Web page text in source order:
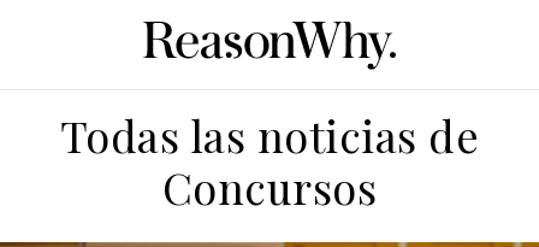
Todas las noticias de
Concursos